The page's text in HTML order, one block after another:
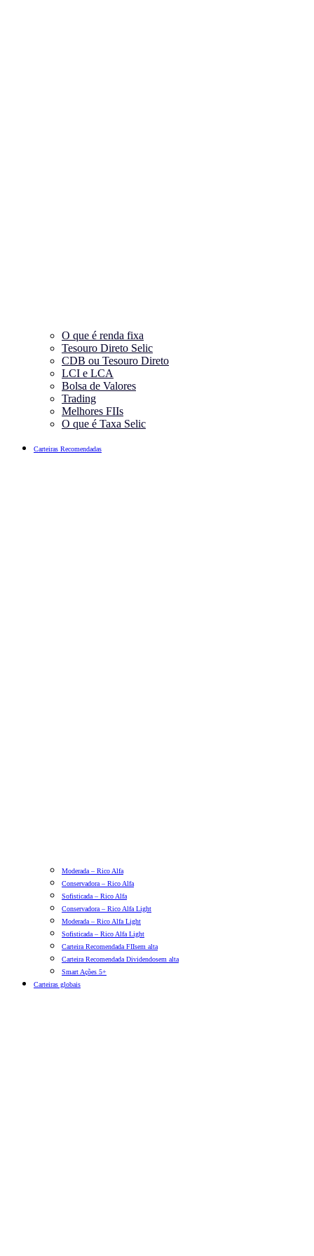
O que é renda fixa
Tesouro Direto Selic
CDB ou Tesouro Direto
LCI e LCA
Bolsa de Valores
Trading
Melhores FIIs
O que é Taxa Selic
Carteiras Recomendadas
Moderada – Rico Alfa
Conservadora – Rico Alfa
Sofisticada – Rico Alfa
Conservadora – Rico Alfa Light
Moderada – Rico Alfa Light
Sofisticada – Rico Alfa Light
Carteira Recomendada FIIsem alta
Carteira Recomendada Dividendosem alta
Smart Ações 5+
Carteiras globais